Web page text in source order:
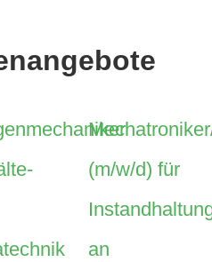
(m/w/d) für
an